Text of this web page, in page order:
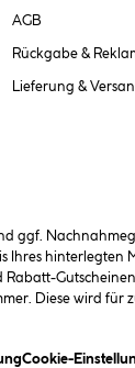
AGB
Rückgabe &
Lieferung &
ggf.
Ihres hinterlegten
Diese wird
(öffnet ein
Cookie-